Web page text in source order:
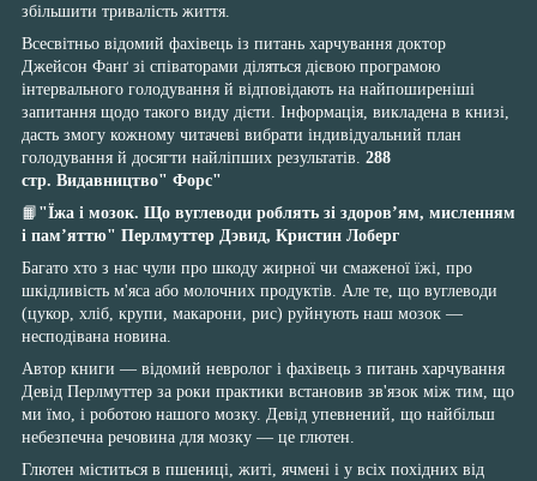
збільшити тривалість життя.
Всесвітньо відомий фахівець із питань харчування доктор
Джейсон Фанґ зі співаторами діляться дієвою програмою
інтервального голодування й відповідають на найпоширеніші
запитання щодо такого виду дієти. Інформація, викладена в книзі,
дасть змогу кожному читачеві вибрати індивідуальний план
голодування й досягти найліпших результатів. 288
стр. Видавництво" Форс"
📙 "Їжа і мозок. Що вуглеводи роблять зі здоров’ям, мисленням
і пам’яттю" Перлмуттер Дэвид, Кристин Лоберг
Багато хто з нас чули про шкоду жирної чи смаженої їжі, про
шкідливість м'яса або молочних продуктів. Але те, що вуглеводи
(цукор, хліб, крупи, макарони, рис) руйнують наш мозок —
несподівана новина.
Автор книги — відомий невролог і фахівець з питань харчування
Девід Перлмуттер за роки практики встановив зв'язок між тим, що
ми їмо, і роботою нашого мозку. Девід упевнений, що найбільш
небезпечна речовина для мозку — це глютен.
Глютен міститься в пшениці, житі, ячмені і у всіх похідних від